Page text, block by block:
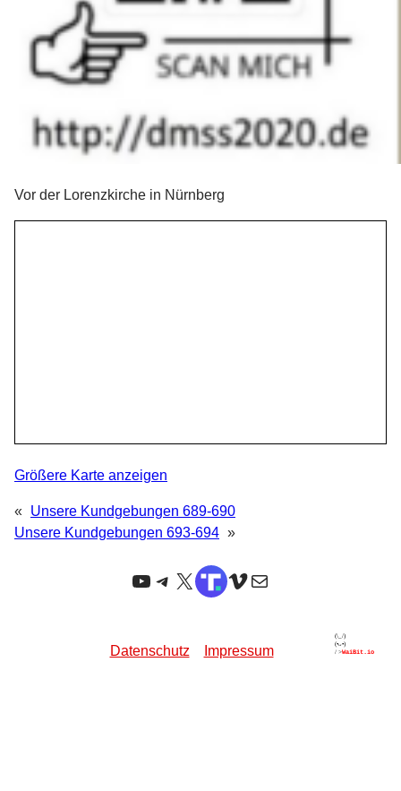
Vor der Lorenzkirche in Nürnberg
Größere Karte anzeigen
«
Unsere Kundgebungen 689-690
Unsere Kundgebungen 693-694 »
YouTube
Telegram
X TruthSocial
Vimeo
E-Mail
Datenschutz Impressum